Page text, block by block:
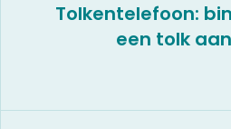
Tolkentelefoon:
een tolk